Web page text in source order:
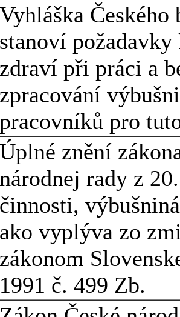
Vyhláška Českého
stanoví
zdraví při práci a
zpracování
pracovníků pro
Úplné znění
národnej rady z
činnosti,
ako vyplýva zo
zákonom
1991 č. 499 Zb.